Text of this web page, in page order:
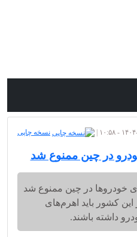
نسخه چاپی
در چین ممنوع شد
خودروها در چین ممنوع شد
کشور باید اهرم‌های
داشته باشند.